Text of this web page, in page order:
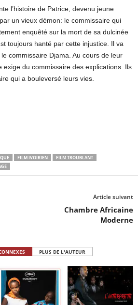
l’histoire de Patrice, devenu jeune
un vieux démon: le commissaire qui
enquêté sur la mort de sa dulcinée
toujours hanté par cette injustice. Il va
commissaire Djama. Au cours de leur
exige du commissaire des explications. Ils
qui a bouleversé leurs vies.
FILM IVOIRIEN
FILM TROUBLANT
Article suivant
Chambre Africaine
Moderne
PLUS DE L'AUTEUR